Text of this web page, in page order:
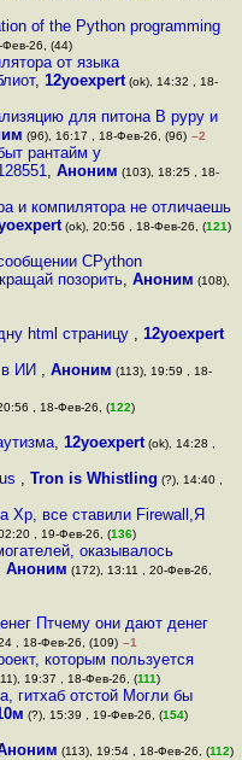
of the Python programming
26, (44)
от языка
, 12yoexpert(ok), 14:32 , 18-
для питона В pypy и
(96), 16:17 , 18-Фев-26, (96) –2
рантайм у
,Аноним (103), 18:25 , 18-
и компилятора не отличаешь
(ok), 20:56 , 18-Фев-26, (121)
CPython
позорить, Аноним (108),
html страницу ,12yoexpert
в ИИ , Аноним (113), 19:59 , 18-
, 18-Фев-26, (122)
,12yoexpert (ok), 14:28 ,
,Tron is Whistling (?), 14:40 ,
Xp, все ставили Firewall,Я
, 19-Фев-26, (136)
оказывалось
Аноним (172), 13:11 , 20-Фев-26,
Птчему они дают денег
, 18-Фев-26, (109) –1
которым пользуется
19:37 , 18-Фев-26, (111)
гитхаб отстой Могли бы
(?), 15:39 , 19-Фев-26, (154)
(113), 19:54 , 18-Фев-26, (112)